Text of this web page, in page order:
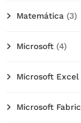
Matemática (3)
Microsoft (4)
Microsoft Excel
Microsoft Fabric